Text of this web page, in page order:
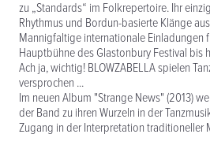
zu „Standards“ im Folkrepertoire. Ihr
Rhythmus und Bordun-basierte Klänge
Mannigfaltige internationale Einladungen
Hauptbühne des Glastonbury Festival bis
Ach ja, wichtig! BLOWZABELLA spielen
versprochen ...
Im neuen Album "Strange News" (2013)
der Band zu ihren Wurzeln in der
Zugang in der Interpretation traditioneller